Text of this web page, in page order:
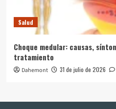
Salud
Choque medular: causas,
tratamiento
Dahemont 31 de julio de 2026